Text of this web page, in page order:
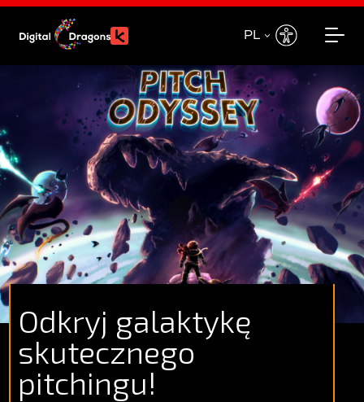
PL
EN
PL
Odkryj galaktykę
skutecznego
pitchingu!